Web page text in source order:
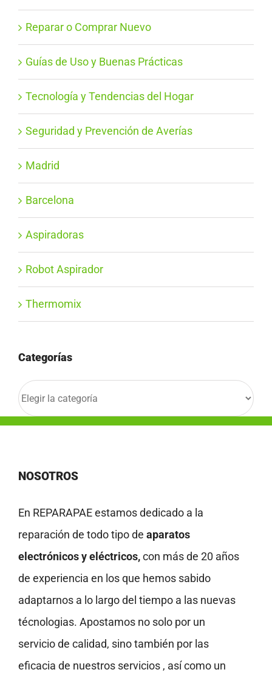
Reparar o Comprar Nuevo
Guías de Uso y Buenas Prácticas
Tecnología y Tendencias del Hogar
Seguridad y Prevención de Averías
Madrid
Barcelona
Aspiradoras
Robot Aspirador
Thermomix
Categorías
Categorías
NOSOTROS
En REPARAPAE estamos dedicado a la
reparación de todo tipo de aparatos
electrónicos y eléctricos,con más de 20 años
de experiencia en los que hemos sabido
adaptarnos a lo largo del tiempo a las nuevas
técnologias. Apostamos no solo por un
servicio de calidad, sino también por las
eficacia de nuestros servicios , así como un